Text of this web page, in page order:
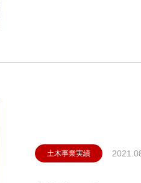
土木事業実績